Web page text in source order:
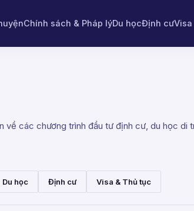
Chính sách & Pháp lýDu họcĐịnh cưVisa
về các chương trình đầu tư định cư, du học di
Du học Định cư Visa & Thủ tục